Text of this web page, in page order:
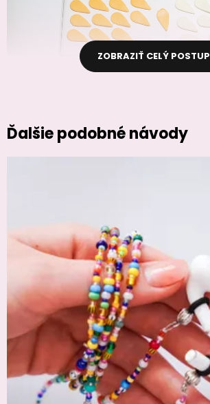
ZOBRAZIŤ CELÝ POSTUP
Ďalšie podobné návody